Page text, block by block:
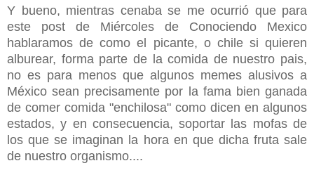
Y bueno, mientras cenaba se me ocurrió que para
este post de Miércoles de Conociendo Mexico
hablaramos de como el picante, o chile si quieren
alburear, forma parte de la comida de nuestro pais,
no es para menos que algunos memes alusivos a
México sean precisamente por la fama bien ganada
de comer comida "enchilosa" como dicen en algunos
estados, y en consecuencia, soportar las mofas de
los que se imaginan la hora en que dicha fruta sale
de nuestro organismo....